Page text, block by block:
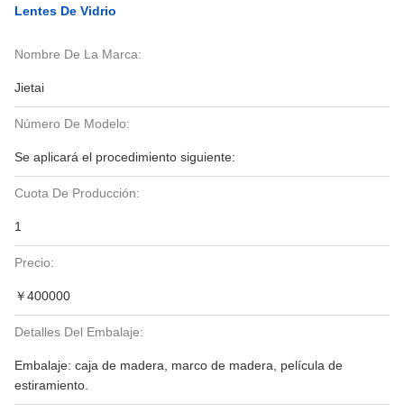
Lentes De Vidrio
Nombre De La Marca:
Jietai
Número De Modelo:
Se aplicará el procedimiento siguiente:
Cuota De Producción:
1
Precio:
￥400000
Detalles Del Embalaje:
Embalaje: caja de madera, marco de madera, película de
estiramiento.